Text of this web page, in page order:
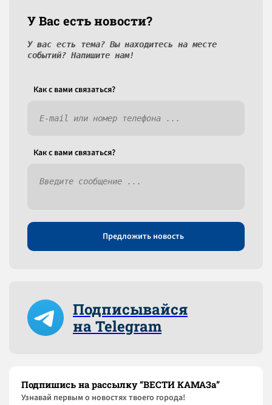
У Вас есть новости?
У вас есть тема? Вы находитесь на месте
событий? Напишите нам!
Как c вами связаться?
Как c вами связаться?
Предложить новость
Подписывайся
на Telegram
Подпишись на рассылку “ВЕСТИ КАМАЗа”
Узнaвай первым о новостях твоего города!